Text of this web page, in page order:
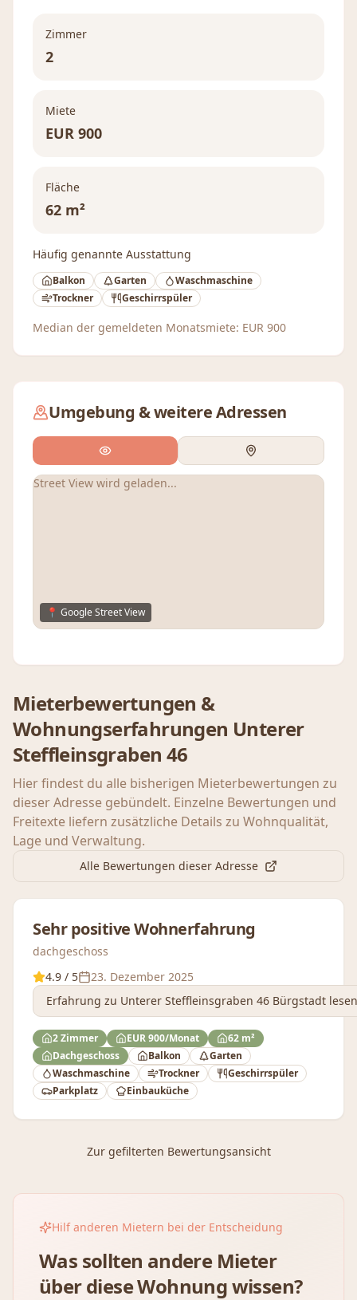
Zimmer
2
Miete
EUR 900
Fläche
62 m²
Häufig genannte Ausstattung
Balkon Garten
Waschmaschine
Trockner
Geschirrspüler
Median der gemeldeten Monatsmiete: EUR 900
Umgebung & weitere Adressen
Street View wird geladen...
📍 Google Street View
Mieterbewertungen &
Wohnungserfahrungen Unterer
Steffleinsgraben 46
Hier findest du alle bisherigen Mieterbewertungen zu
dieser Adresse gebündelt. Einzelne Bewertungen und
Freitexte liefern zusätzliche Details zu Wohnqualität,
Lage und Verwaltung.
Alle Bewertungen dieser Adresse
Sehr positive Wohnerfahrung
dachgeschoss
4.9 / 5
23. Dezember 2025
Erfahrung zu Unterer Steffleinsgraben 46 Bürgstadt lesen
2 Zimmer EUR 900/Monat
62 m²
Dachgeschoss
Balkon
Garten
Waschmaschine
Trockner
Geschirrspüler
Parkplatz
Einbauküche
Zur gefilterten Bewertungsansicht
Hilf anderen Mietern bei der Entscheidung
Was sollten andere Mieter
über diese Wohnung wissen?